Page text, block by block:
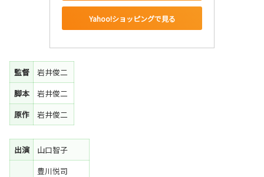
Yahoo!ショッピングで見る
監督
岩井俊二
脚本
岩井俊二
原作
岩井俊二
出演
山口智子
豊川悦司